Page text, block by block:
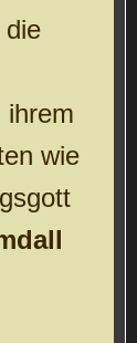
die
ihrem
wie